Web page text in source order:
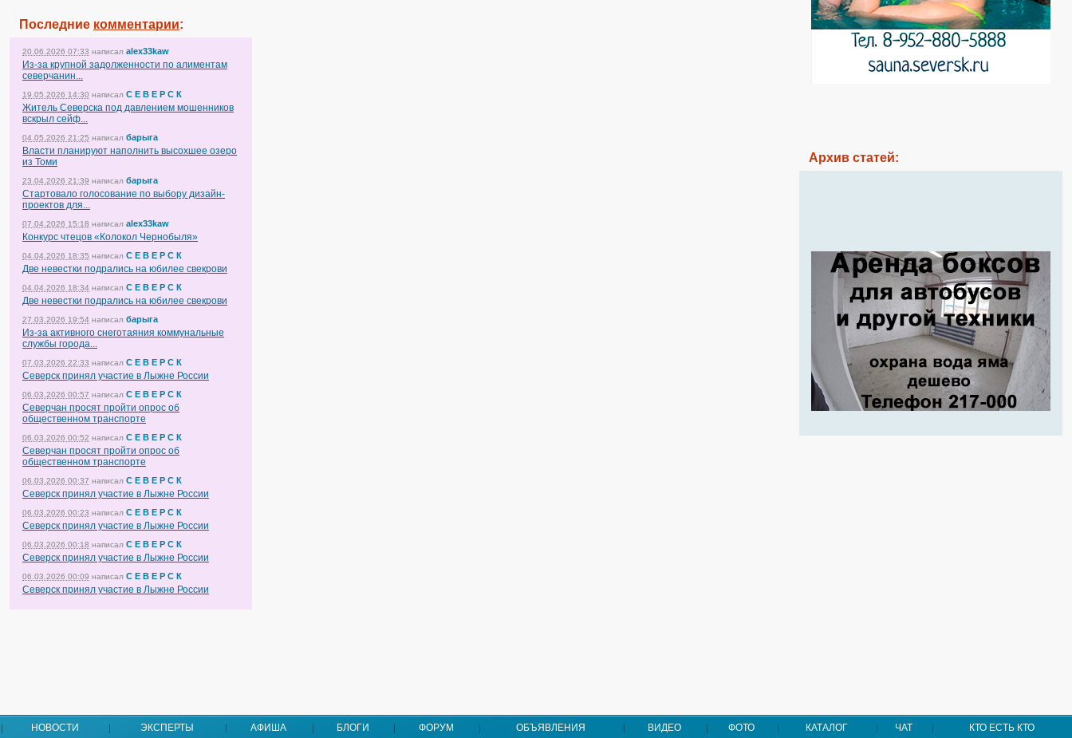
Последние комментарии:
20.06.2026 07:33 написал alex33kaw
Из-за крупной задолженности по алиментам
северчанин...
19.05.2026 14:30 написал С Е В Е Р С К
Житель Северска под давлением мошенников
вскрыл сейф...
04.05.2026 21:25 написал барыга
Власти планируют наполнить высохшее озеро
из Томи
23.04.2026 21:39 написал барыга
Стартовало голосование по выбору дизайн-
проектов для...
07.04.2026 15:18 написал alex33kaw
Конкурс чтецов «Колокол Чернобыля»
04.04.2026 18:35 написал С Е В Е Р С К
Две невестки подрались на юбилее свекрови
04.04.2026 18:34 написал С Е В Е Р С К
Две невестки подрались на юбилее свекрови
27.03.2026 19:54 написал барыга
Из-за активного снеготаяния коммунальные
службы города...
07.03.2026 22:33 написал С Е В Е Р С К
Северск принял участие в Лыжне России
06.03.2026 00:57 написал С Е В Е Р С К
Северчан просят пройти опрос об
общественном транспорте
06.03.2026 00:52 написал С Е В Е Р С К
Северчан просят пройти опрос об
общественном транспорте
06.03.2026 00:37 написал С Е В Е Р С К
Северск принял участие в Лыжне России
06.03.2026 00:23 написал С Е В Е Р С К
Северск принял участие в Лыжне России
06.03.2026 00:18 написал С Е В Е Р С К
Северск принял участие в Лыжне России
06.03.2026 00:09 написал С Е В Е Р С К
Северск принял участие в Лыжне России
Архив статей:
НОВОСТИ ЭКСПЕРТЫ АФИША БЛОГИ ФОРУМ ОБЪЯВЛЕНИЯ ВИДЕО ФОТО КАТАЛОГ ЧАТ КТО ЕСТЬ КТО